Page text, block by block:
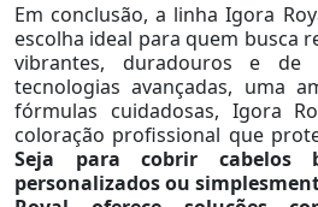
Em conclusão, a linha Igora
escolha ideal para quem busca
vibrantes, duradouros e de
tecnologias avançadas, uma
fórmulas cuidadosas, Igora
coloração profissional que
Seja para cobrir cabelos
personalizados ou